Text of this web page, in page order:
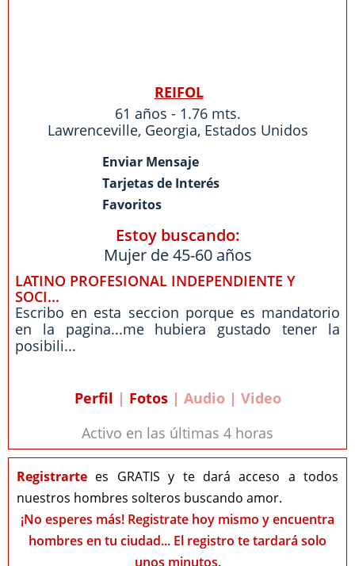
REIFOL
61 años - 1.76 mts.
Lawrenceville, Georgia, Estados Unidos
Enviar Mensaje
Tarjetas de Interés
Favoritos
Estoy buscando:
Mujer de 45-60 años
LATINO PROFESIONAL INDEPENDIENTE Y
SOCI...
Escribo en esta seccion porque es mandatorio
en la pagina...me hubiera gustado tener la
posibili...
Perfil | Fotos| Audio | Video
Activo en las últimas 4 horas
Registrarte es GRATIS y te dará acceso a todos
nuestros hombres solteros buscando amor.
¡No esperes más! Registrate hoy mismo y encuentra
hombres en tu ciudad... El registro te tardará solo
unos minutos.